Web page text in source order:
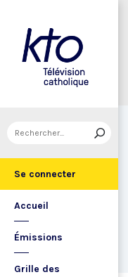
Se connecter
Accueil
Émissions
Grille des